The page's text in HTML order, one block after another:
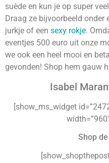
suède en kun je op super
Draag ze bijvoorbeeld onder
jurkje of een sexy rokje.
eventjes 500 euro uit onze
we ook een heel mooi en
gevonden! Shop hem gauw
Isabel
[show_ms_widget
Shop